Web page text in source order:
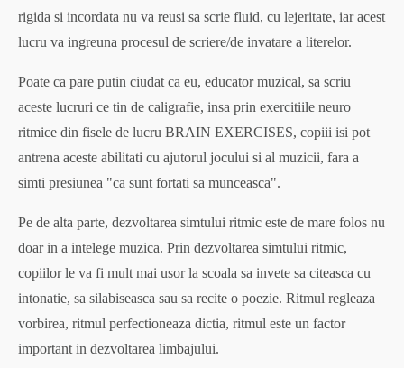
rigida si incordata nu va reusi sa scrie fluid, cu lejeritate, iar acest
lucru va ingreuna procesul de scriere/de invatare a literelor.
Poate ca pare putin ciudat ca eu, educator muzical, sa scriu
aceste lucruri ce tin de caligrafie, insa prin exercitiile neuro
ritmice din fisele de lucru BRAIN EXERCISES, copiii isi pot
antrena aceste abilitati cu ajutorul jocului si al muzicii, fara a
simti presiunea "ca sunt fortati sa munceasca".
Pe de alta parte, dezvoltarea simtului ritmic este de mare folos nu
doar in a intelege muzica. Prin dezvoltarea simtului ritmic,
copiilor le va fi mult mai usor la scoala sa invete sa citeasca cu
intonatie, sa silabiseasca sau sa recite o poezie. Ritmul regleaza
vorbirea, ritmul perfectioneaza dictia, ritmul este un factor
important in dezvoltarea limbajului.